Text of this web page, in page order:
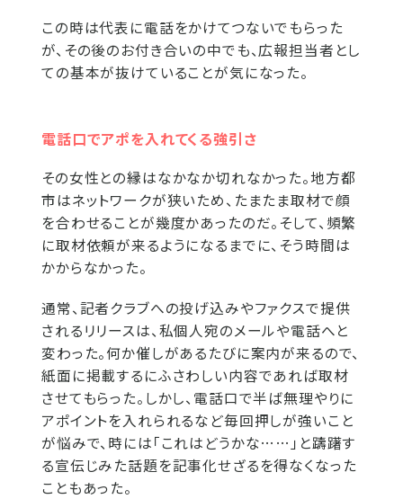
この時は代表に電話をかけてつないでもらった
が、その後のお付き合いの中でも、広報担当者とし
ての基本が抜けていることが気になった。
電話口でアポを入れてくる強引さ
その女性との縁はなかなか切れなかった。地方都
市はネットワークが狭いため、たまたま取材で顔
を合わせることが幾度かあったのだ。そして、頻繁
に取材依頼が来るようになるまでに、そう時間は
かからなかった。
通常、記者クラブへの投げ込みやファクスで提供
されるリリースは、私個人宛のメールや電話へと
変わった。何か催しがあるたびに案内が来るので、
紙面に掲載するにふさわしい内容であれば取材
させてもらった。しかし、電話口で半ば無理やりに
アポイントを入れられるなど毎回押しが強いこと
が悩みで、時には「これはどうかな……」と躊躇す
る宣伝じみた話題を記事化せざるを得なくなった
こともあった。